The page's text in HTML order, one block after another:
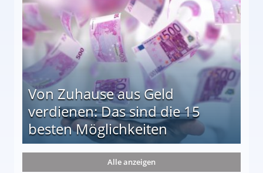
Von Zuhause aus Geld
verdienen: Das sind die 15
besten Möglichkeiten
die 15 besten Möglichkeiten
Alle anzeigen